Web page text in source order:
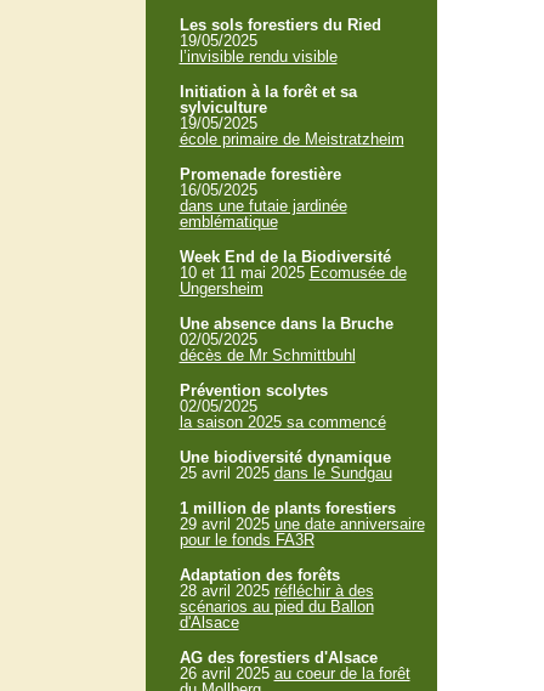
Les sols forestiers du Ried
19/05/2025
l’invisible rendu visible
Initiation à la forêt et sa
sylviculture
19/05/2025
école primaire de Meistratzheim
Promenade forestière
16/05/2025
dans une futaie jardinée
emblématique
Week End de la Biodiversité
10 et 11 mai 2025 Ecomusée de
Ungersheim
Une absence dans la Bruche
02/05/2025
décès de Mr Schmittbuhl
Prévention scolytes
02/05/2025
la saison 2025 sa commencé
Une biodiversité dynamique
25 avril 2025 dans le Sundgau
1 million de plants forestiers
29 avril 2025 une date anniversaire
pour le fonds FA3R
Adaptation des forêts
28 avril 2025 réfléchir à des
scénarios au pied du Ballon
d'Alsace
AG des forestiers d'Alsace
26 avril 2025 au coeur de la forêt